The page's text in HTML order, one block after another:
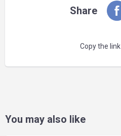
Share
Copy the link
You may also like